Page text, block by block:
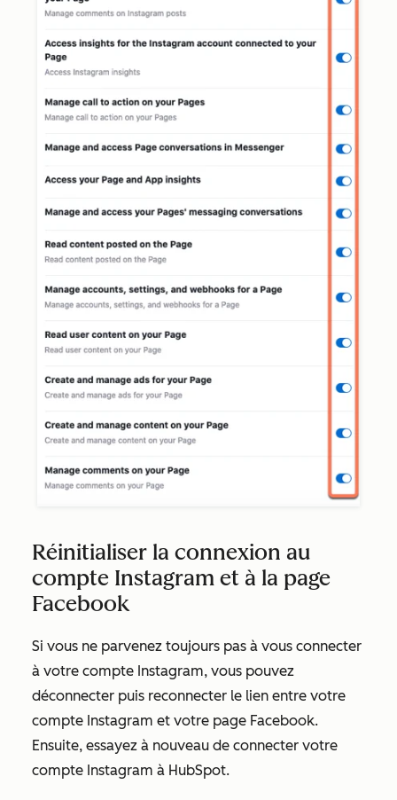
Réinitialiser la connexion au
compte Instagram et à la page
Facebook
Si vous ne parvenez toujours pas à vous connecter
à votre compte Instagram, vous pouvez
déconnecter puis reconnecter le lien entre votre
compte Instagram et votre page Facebook.
Ensuite, essayez à nouveau de connecter votre
compte Instagram à HubSpot.